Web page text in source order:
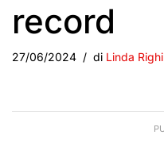
record
27/06/2024 di Linda Righi